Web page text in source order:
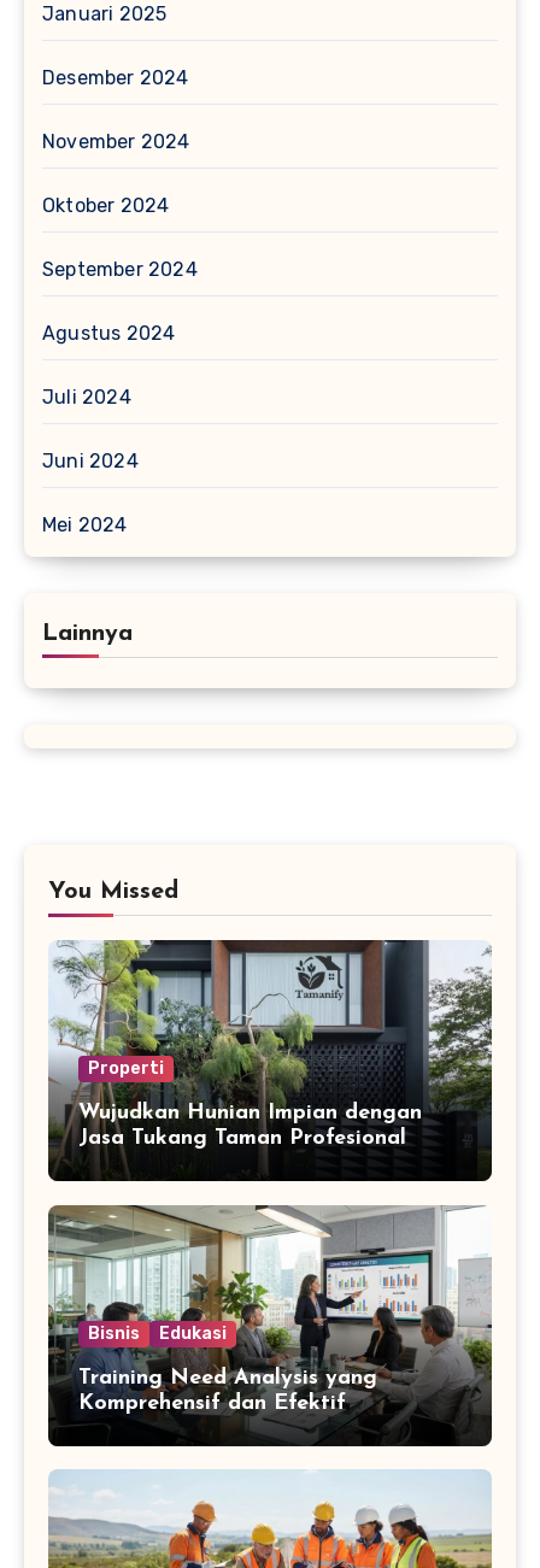
Januari 2025
Desember 2024
November 2024
Oktober 2024
September 2024
Agustus 2024
Juli 2024
Juni 2024
Mei 2024
Lainnya
You Missed
Properti
Wujudkan Hunian Impian dengan
Jasa Tukang Taman Profesional
Bisnis Edukasi
Training Need Analysis yang
Komprehensif dan Efektif